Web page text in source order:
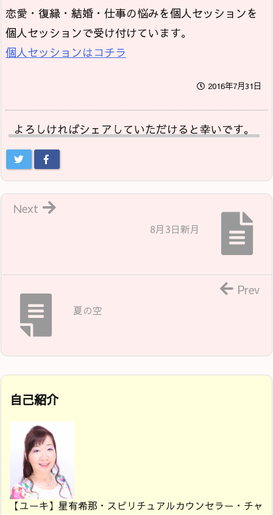
恋愛・復縁・結婚・仕事の悩みを個人セッションを
個人セッションで受け付けています。
個人セッションはコチラ
2016年7月31日
よろしければシェアしていただけると幸いです。
8月3日新月
Next
夏の空
Prev
自己紹介
【ユーキ】星有希那・スピリチュアルカウンセラー・チャ